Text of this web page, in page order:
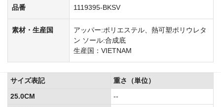
品番 1119395-BKSV
素材・生産国
アッパー:ポリエステル、熱可塑ポリウレタ
ン ソール:合成底
生産国：VIETNAM
サイズ表記
重さ（単位）
25.0CM
--